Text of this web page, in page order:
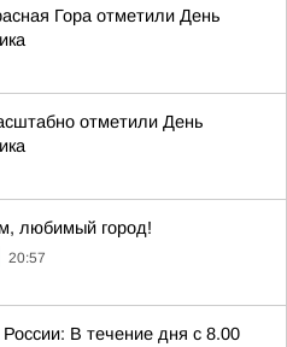
Гора отметили День
отметили День
любимый город!
20:57
В течение дня с 8.00